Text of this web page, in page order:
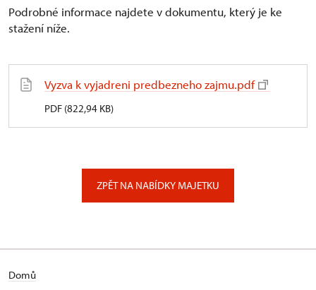
Podrobné informace najdete v dokumentu, který je ke
stažení níže.
Vyzva k vyjadreni predbezneho zajmu.pdf
PDF (822,94 KB)
ZPĚT NA NABÍDKY MAJETKU
Domů